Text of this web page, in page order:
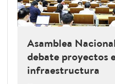
Asamblea
debate proyectos
infraestructura